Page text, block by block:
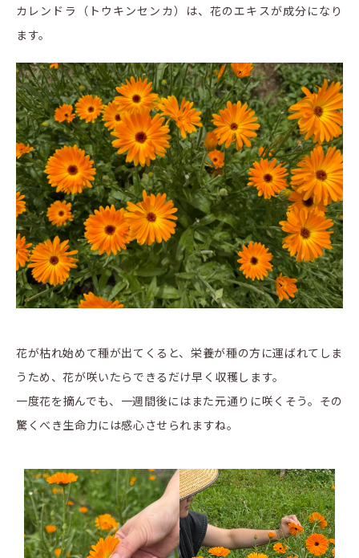
カレンドラ（トウキンセンカ）は、花のエキスが成分になり
ます。
花が枯れ始めて種が出てくると、栄養が種の方に運ばれてしま
うため、花が咲いたらできるだけ早く収穫します。
一度花を摘んでも、一週間後にはまた元通りに咲くそう。その
驚くべき生命力には感心させられますね。